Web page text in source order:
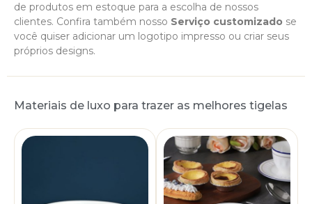
de produtos em estoque para a escolha de nossos
clientes. Confira também nosso Serviço customizado se
você quiser adicionar um logotipo impresso ou criar seus
próprios designs.
Materiais de luxo para trazer as melhores tigelas